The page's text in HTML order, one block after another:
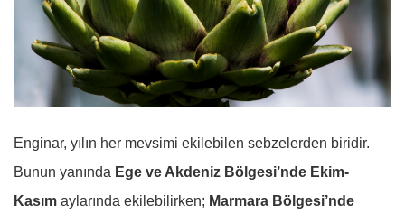
Enginar, yılın her mevsimi ekilebilen sebzelerden biridir.
Bunun yanında Ege ve Akdeniz Bölgesi’nde Ekim-
Kasım aylarında ekilebilirken; Marmara Bölgesi’nde